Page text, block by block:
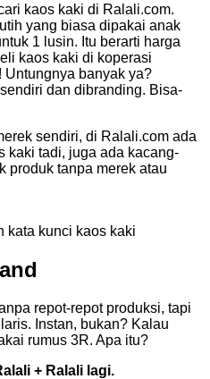
kaos kaki di Ralali.com.
yang biasa dipakai anak
1 lusin. Itu berarti harga
kaos kaki di koperasi
Untungnya banyak ya?
dan dibranding. Bisa-
sendiri, di Ralali.com ada
kaki tadi, juga ada kacang-
produk tanpa merek atau
kata kunci kaos kaki
repot-repot produksi, tapi
Instan, bukan? Kalau
rumus 3R. Apa itu?
+ Ralali lagi.